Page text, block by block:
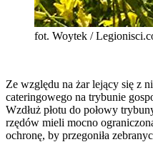
fot. Woytek /
Ze względu na żar lejący się z
cateringowego na trybunie
Wzdłuż płotu do połowy
rzędów mieli mocno
ochronę, by przegoniła